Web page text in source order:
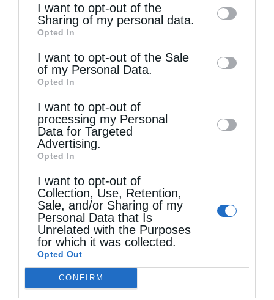
information by third parties on the IAB’s list
of downstream participants. This
information may also be disclosed by us to
third parties on theIAB’s List of
Downstream Participants
disclose it to other third parties.
I want to opt-out of the
Sharing of my personal data.
Opted In
I want to opt-out of the Sale
of my Personal Data.
Opted In
I want to opt-out of
processing my Personal
Data for Targeted
Advertising.
Opted In
I want to opt-out of
Collection, Use, Retention,
Sale, and/or Sharing of my
Personal Data that Is
Unrelated with the Purposes
for which it was collected.
Opted Out
CONFIRM
Κακό και εκδίκηση
Χειροτονία Διακόνου από τον Αρχιεπίσκοπο
Αυστραλίας στην Ιερά Επισκοπή Χώρας
Δημητριάδος Ιγνάτιος: «Ο Χριστός μάς έδειξε το
μέλλον μας» – Με λαμπρότητα εορτάστηκε στον
Βόλο η Μεταμόρφωση